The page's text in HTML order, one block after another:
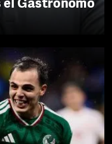
el Gastrónomo